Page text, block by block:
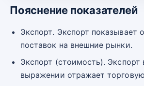
Пояснение показателей
Экспорт. Экспорт показывает
поставок на внешние рынки.
Экспорт (стоимость).
выражении отражает